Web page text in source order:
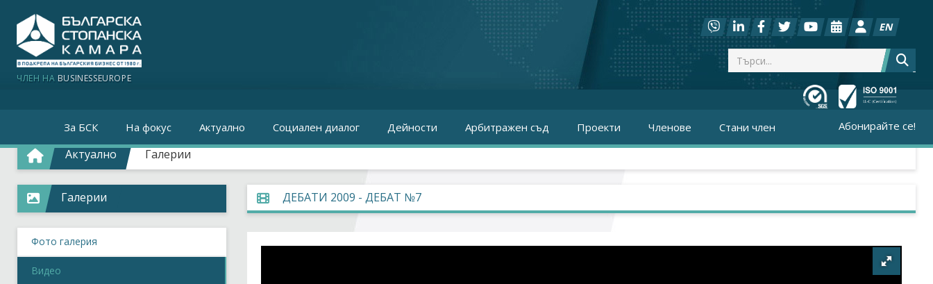
ЧЛЕН НА BUSINESSEUROPE
EN
За БСК На фокус Актуално Социален диалог Дейности Арбитражен съд Проекти Членове Стани член Абонирайте се!
Актуално Галерии
ДЕБАТИ 2009 - ДЕБАТ №7
Галерии
Фото галерия
Видео